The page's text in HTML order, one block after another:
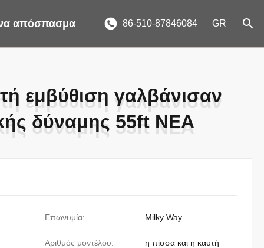
απόσπασμα 86-510-87846084 GR
εμβύθιση γαλβάνισαν
δύναμης 55ft NEA
εμβύθιση γαλβάνισαν
δύναμης 55ft NEA
Επωνυμία: Milky Way
Αριθμός μοντέλου:
η πίσσα και η καυτή